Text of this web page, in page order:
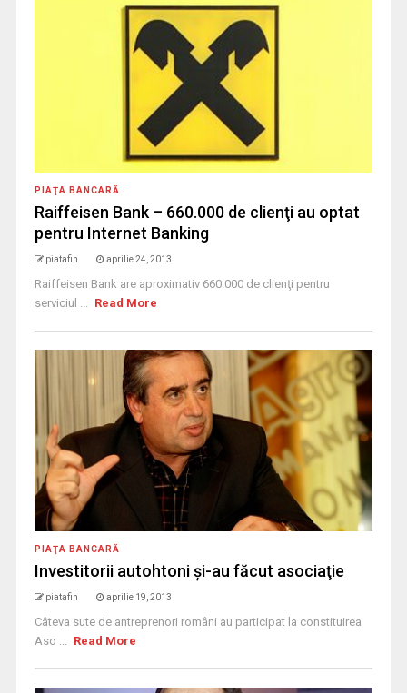
PIAŢA BANCARĂ
Raiffeisen Bank – 660.000 de clienţi au optat
pentru Internet Banking
piatafin aprilie 24, 2013
Raiffeisen Bank are aproximativ 660.000 de clienţi pentru
serviciul ... Read More
PIAŢA BANCARĂ
Investitorii autohtoni şi-au făcut asociaţie
piatafin aprilie 19, 2013
Câteva sute de antreprenori români au participat la constituirea
Aso ... Read More